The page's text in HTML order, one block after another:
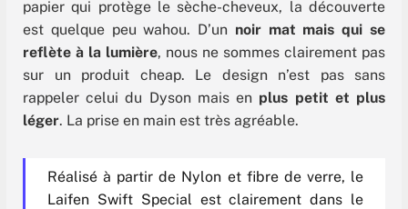
papier qui protège le sèche-cheveux, la découverte
est quelque peu wahou. D’un noir mat mais qui se
reflète à la lumière, nous ne sommes clairement pas
sur un produit cheap. Le design n’est pas sans
rappeler celui du Dyson mais en plus petit et plus
léger. La prise en main est très agréable.
Réalisé à partir de Nylon et fibre de verre, le
Laifen Swift Special est clairement dans le